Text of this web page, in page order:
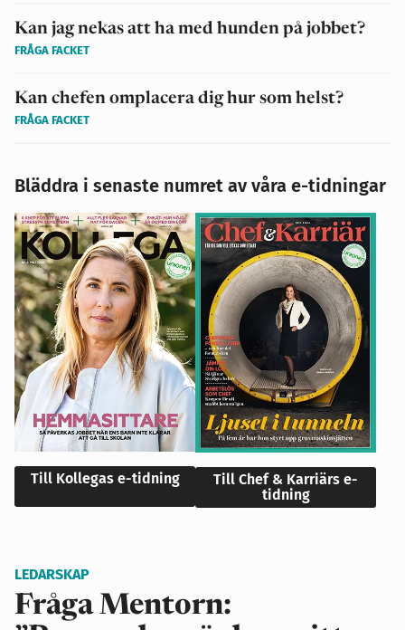
Kan jag nekas att ha med hunden på jobbet?
FRÅGA FACKET
Kan chefen omplacera dig hur som helst?
FRÅGA FACKET
Bläddra i senaste numret av våra e-tidningar
Till Kollegas e-tidning
Till Chef & Karriärs e-
tidning
LEDARSKAP
Fråga Mentorn: